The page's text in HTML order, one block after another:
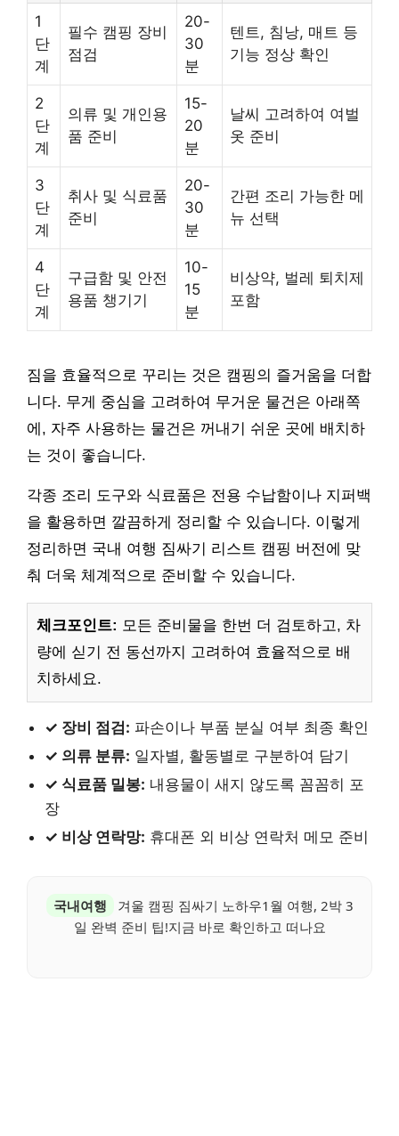
1
단
계
필수 캠핑 장비
점검
20-
30
분
텐트, 침낭, 매트 등
기능 정상 확인
2
단
계
의류 및 개인용
품 준비
15-
20
분
날씨 고려하여 여벌
옷 준비
3
단
계
취사 및 식료품
준비
20-
30
분
간편 조리 가능한 메
뉴 선택
4
단
계
구급함 및 안전
용품 챙기기
10-
15
분
비상약, 벌레 퇴치제
포함
짐을 효율적으로 꾸리는 것은 캠핑의 즐거움을 더합
니다. 무게 중심을 고려하여 무거운 물건은 아래쪽
에, 자주 사용하는 물건은 꺼내기 쉬운 곳에 배치하
는 것이 좋습니다.
각종 조리 도구와 식료품은 전용 수납함이나 지퍼백
을 활용하면 깔끔하게 정리할 수 있습니다. 이렇게
정리하면 국내 여행 짐싸기 리스트 캠핑 버전에 맞
춰 더욱 체계적으로 준비할 수 있습니다.
체크포인트: 모든 준비물을 한번 더 검토하고, 차
량에 싣기 전 동선까지 고려하여 효율적으로 배
치하세요.
✓ 장비 점검: 파손이나 부품 분실 여부 최종 확인
✓ 의류 분류: 일자별, 활동별로 구분하여 담기
✓ 식료품 밀봉: 내용물이 새지 않도록 꼼꼼히 포
장
✓ 비상 연락망: 휴대폰 외 비상 연락처 메모 준비
국내여행
겨울 캠핑 짐싸기 노하우1월 여행, 2박 3
일 완벽 준비 팁!지금 바로 확인하고 떠나요